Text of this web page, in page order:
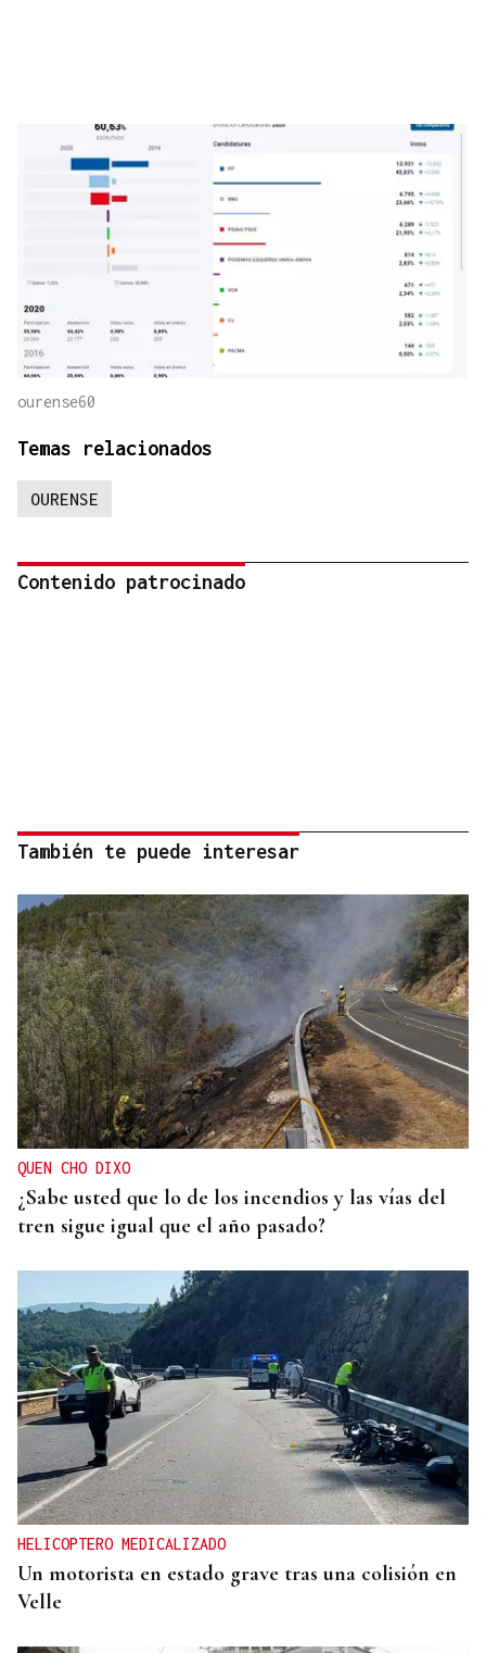
ourense60
Temas relacionados
OURENSE
Contenido patrocinado
También te puede interesar
QUEN CHO DIXO
¿Sabe usted que lo de los incendios y las vías del
tren sigue igual que el año pasado?
HELICOPTERO MEDICALIZADO
Un motorista en estado grave tras una colisión en
Velle